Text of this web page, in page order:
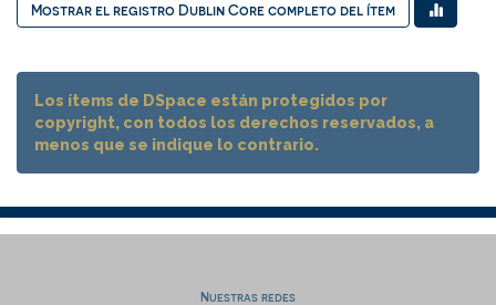
Mostrar el registro Dublin Core completo del ítem
Los ítems de DSpace están protegidos por
copyright, con todos los derechos reservados, a
menos que se indique lo contrario.
Nuestras redes